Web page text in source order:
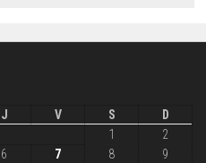
J V S D
1
2
6 7 8
9